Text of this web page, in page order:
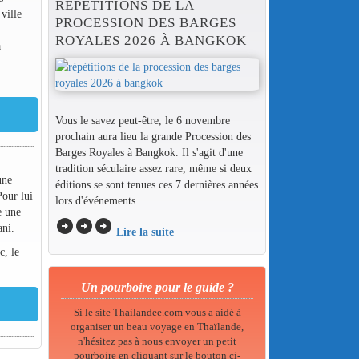
ville
lui
une
le
RÉPÉTITIONS DE LA
PROCESSION DES BARGES
ROYALES 2026 À BANGKOK
Vous le savez peut-être, le 6 novembre
prochain aura lieu la grande Procession des
Barges Royales à Bangkok. Il s'agit d'une
tradition séculaire assez rare, même si deux
éditions se sont tenues ces 7 dernières années
lors d'événements...
arrow_circle_rightarrow_circle_rightarrow_circle_right Lire la suite
Un pourboire pour le guide ?
Si le site Thailandee.com vous a aidé à
organiser un beau voyage en Thaïlande,
n'hésitez pas à nous envoyer un petit
pourboire en cliquant sur le bouton ci-